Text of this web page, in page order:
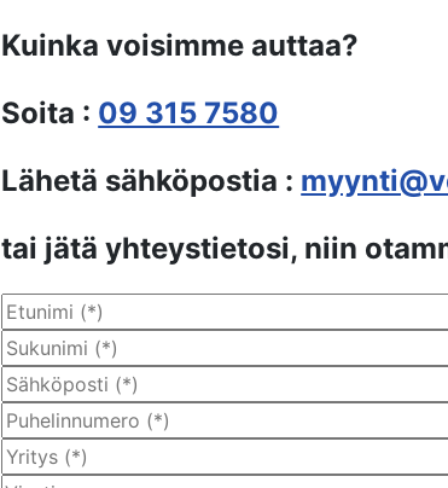
Kuinka voisimme auttaa?
Soita : 09 315 7580
Lähetä sähköpostia :
tai jätä yhteystietosi, niin